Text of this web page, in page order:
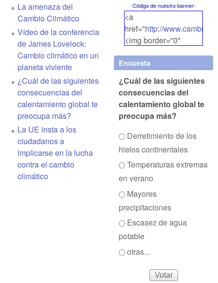
La amenaza del
Cambio Climático
Vídeo de la conferencia
de James Lovelock:
Cambio climático en un
planeta viviente
¿Cuál de las siguientes
consecuencias del
calentamiento global te
preocupa más?
La UE insta a los
ciudadanos a
implicarse en la lucha
contra el cambio
climático
Código de nuestro banner:
<a
href="http://
<img border="0"
src="http://
alt="CambioClimatico.org"
/></a>
Encuesta
¿Cuál de las siguientes
consecuencias del
calentamiento global te
preocupa más?
Opciones
Derretimiento de los
hielos continentales
Temperaturas extremas
en verano
Mayores
precipitaciones
Escasez de agua
potable
otras...